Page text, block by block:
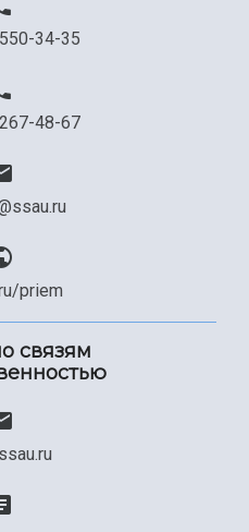
34-35
48-67
priem
связям